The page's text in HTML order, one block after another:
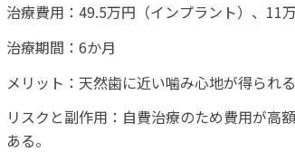
治療費用：49.5万円（インプラント）、11
治療期間：6か月
メリット：天然歯に近い噛み心地が得られ
リスクと副作用：自費治療のため費用が高
ある。